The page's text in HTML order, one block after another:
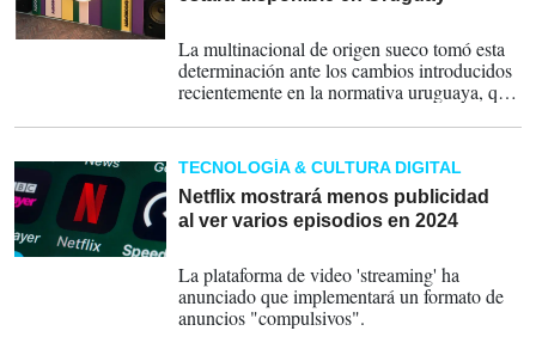
La multinacional de origen sueco tomó esta
determinación ante los cambios introducidos
recientemente en la normativa uruguaya, que
plataformas una retribución por la
reproducción de su obra.
TECNOLOGÍA & CULTURA DIGITAL
Netflix mostrará menos publicidad
al ver varios episodios en 2024
La plataforma de video 'streaming' ha
anunciado que implementará un formato de
anuncios "compulsivos".